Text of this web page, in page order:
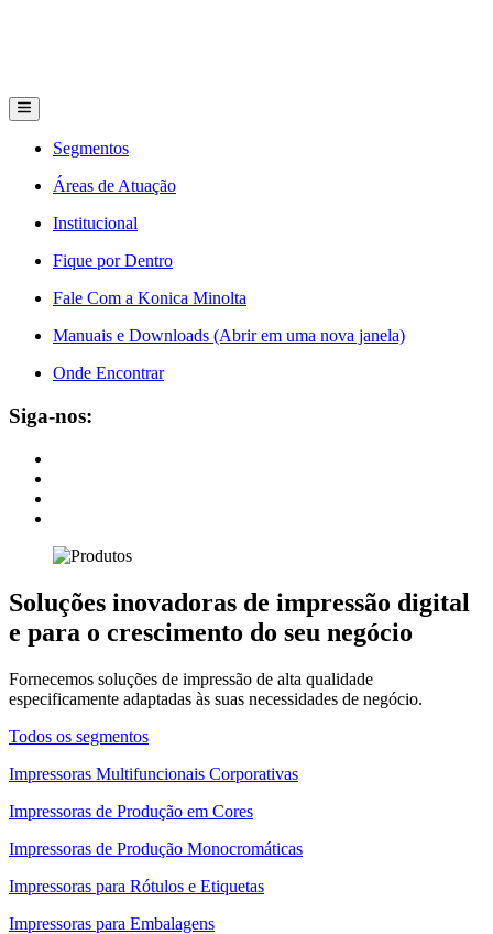
Segmentos
Áreas de Atuação
Institucional
Fique por Dentro
Fale Com a Konica Minolta
Manuais e Downloads (Abrir em uma nova janela)
Onde Encontrar
Siga-nos:
Soluções inovadoras de impressão digital
e para o crescimento do seu negócio
Fornecemos soluções de impressão de alta qualidade
especificamente adaptadas às suas necessidades de negócio.
Todos os segmentos
Impressoras Multifuncionais Corporativas
Impressoras de Produção em Cores
Impressoras de Produção Monocromáticas
Impressoras para Rótulos e Etiquetas
Impressoras para Embalagens